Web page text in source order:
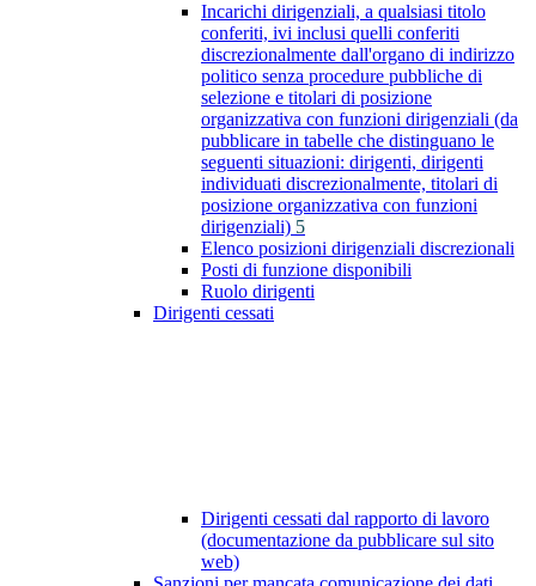
Incarichi dirigenziali, a qualsiasi titolo
conferiti, ivi inclusi quelli conferiti
discrezionalmente dall'organo di indirizzo
politico senza procedure pubbliche di
selezione e titolari di posizione
organizzativa con funzioni dirigenziali (da
pubblicare in tabelle che distinguano le
seguenti situazioni: dirigenti, dirigenti
individuati discrezionalmente, titolari di
posizione organizzativa con funzioni
dirigenziali) 5
Elenco posizioni dirigenziali discrezionali
Posti di funzione disponibili
Ruolo dirigenti
Dirigenti cessati
Dirigenti cessati dal rapporto di lavoro
(documentazione da pubblicare sul sito
web)